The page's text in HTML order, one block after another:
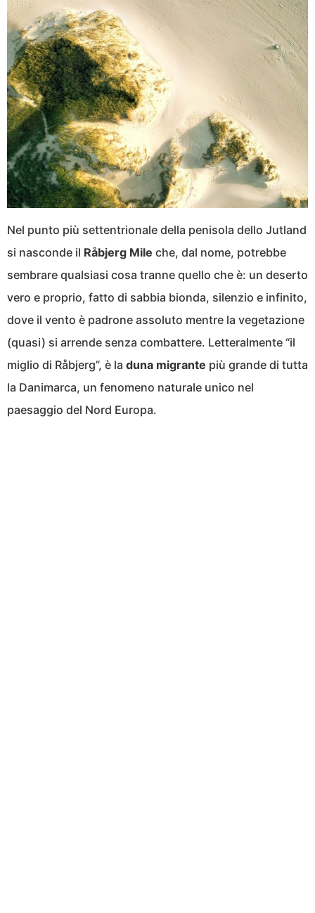
Nel punto più settentrionale della penisola dello Jutland
si nasconde il Råbjerg Mile che, dal nome, potrebbe
sembrare qualsiasi cosa tranne quello che è: un deserto
vero e proprio, fatto di sabbia bionda, silenzio e infinito,
dove il vento è padrone assoluto mentre la vegetazione
(quasi) si arrende senza combattere. Letteralmente “il
miglio di Råbjerg”, è la duna migrante più grande di tutta
la Danimarca, un fenomeno naturale unico nel
paesaggio del Nord Europa.